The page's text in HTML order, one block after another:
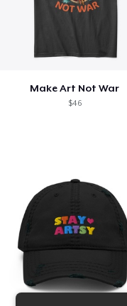
Make Art Not War
$46